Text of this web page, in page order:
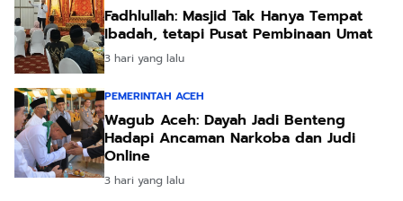
Fadhlullah: Masjid Tak Hanya Tempat
Ibadah, tetapi Pusat Pembinaan Umat
3 hari yang lalu
PEMERINTAH ACEH
Wagub Aceh: Dayah Jadi Benteng
Hadapi Ancaman Narkoba dan Judi
Online
3 hari yang lalu